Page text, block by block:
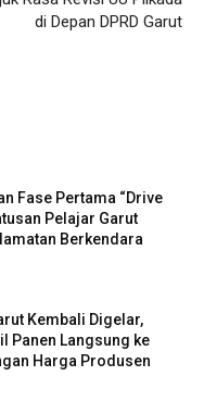
di Depan DPRD Garut
Fase Pertama “Drive
Pelajar Garut
Berkendara
Kembali Digelar,
Panen Langsung ke
Harga Produsen